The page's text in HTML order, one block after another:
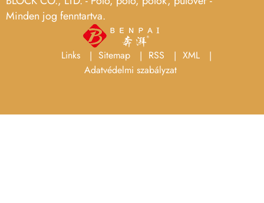
Minden jog fenntartva.
Links Sitemap RSS
XML
Adatvédelmi szabályzat